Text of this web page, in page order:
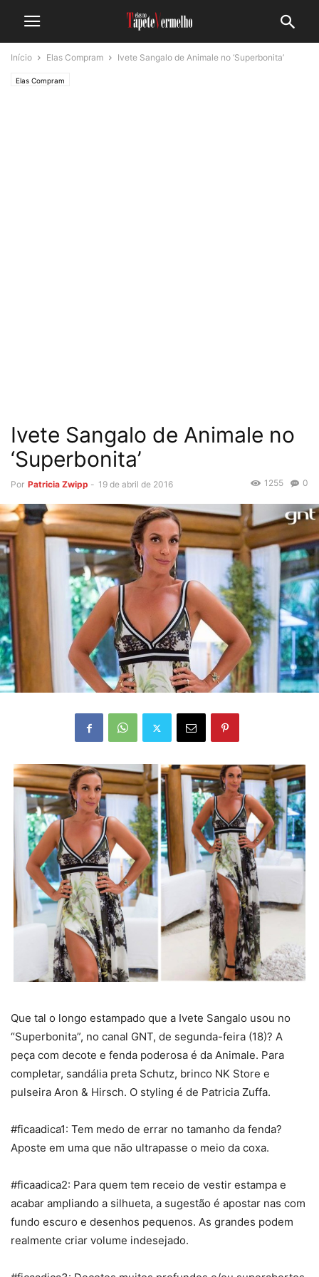
Início Elas Compram Ivete Sangalo de Animale no ‘Superbonita’
Elas Compram
Ivete Sangalo de Animale no
‘Superbonita’
Por Patricia Zwipp - 19 de abril de 2016 0
1255
Que tal o longo estampado que a Ivete Sangalo usou no
“Superbonita”, no canal GNT, de segunda-feira (18)? A
peça com decote e fenda poderosa é da Animale. Para
completar, sandália preta Schutz, brinco NK Store e
pulseira Aron & Hirsch. O styling é de Patricia Zuffa.
#ficaadica1: Tem medo de errar no tamanho da fenda?
Aposte em uma que não ultrapasse o meio da coxa.
#ficaadica2: Para quem tem receio de vestir estampa e
acabar ampliando a silhueta, a sugestão é apostar nas com
fundo escuro e desenhos pequenos. As grandes podem
realmente criar volume indesejado.